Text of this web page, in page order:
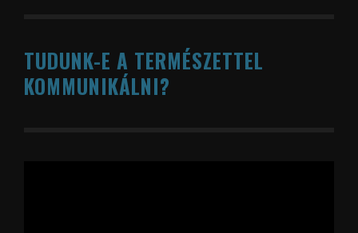
TUDUNK-E A TERMÉSZETTEL
KOMMUNIKÁLNI?